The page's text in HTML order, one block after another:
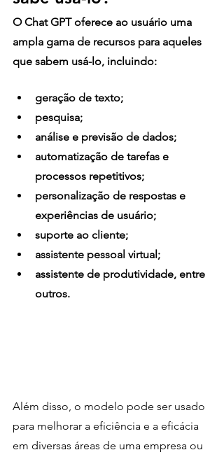
O Chat GPT oferece ao usuário uma
ampla gama de recursos para aqueles
que sabem usá-lo, incluindo:
geração de texto;
pesquisa;
análise e previsão de dados;
automatização de tarefas e
processos repetitivos;
personalização de respostas e
experiências de usuário;
suporte ao cliente;
assistente pessoal virtual;
assistente de produtividade, entre
outros.
Além disso, o modelo pode ser usado
para melhorar a eficiência e a eficácia
em diversas áreas de uma empresa ou